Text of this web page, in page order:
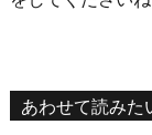
あわせて読みた